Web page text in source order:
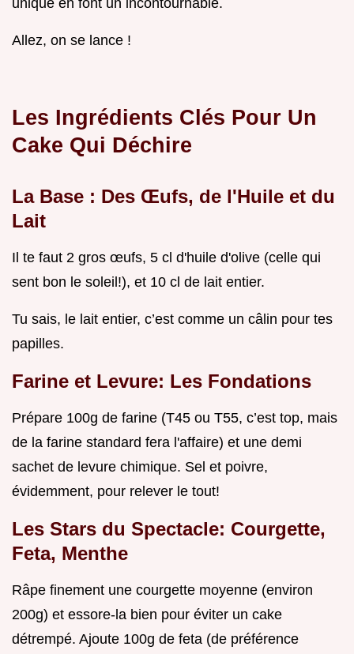
unique en font un incontournable.
Allez, on se lance !
Les Ingrédients Clés Pour Un
Cake Qui Déchire
La Base : Des Œufs, de l'Huile et du
Lait
Il te faut 2 gros œufs, 5 cl d'huile d'olive (celle qui
sent bon le soleil!), et 10 cl de lait entier.
Tu sais, le lait entier, c’est comme un câlin pour tes
papilles.
Farine et Levure: Les Fondations
Prépare 100g de farine (T45 ou T55, c’est top, mais
de la farine standard fera l'affaire) et une demi
sachet de levure chimique. Sel et poivre,
évidemment, pour relever le tout!
Les Stars du Spectacle: Courgette,
Feta, Menthe
Râpe finement une courgette moyenne (environ
200g) et essore-la bien pour éviter un cake
détrempé. Ajoute 100g de feta (de préférence